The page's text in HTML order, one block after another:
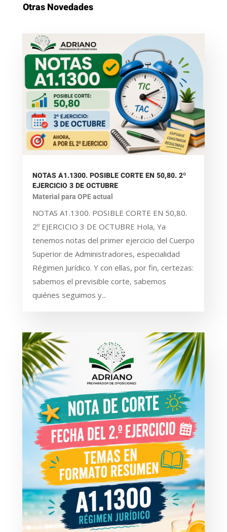
Otras Novedades
NOTAS A1.1300. POSIBLE CORTE EN 50,80. 2º
EJERCICIO 3 DE OCTUBRE
Material para OPE actual
NOTAS A1.1300. POSIBLE CORTE EN 50,80.
2º EJERCICIO 3 DE OCTUBRE Hola, Ya
tenemos notas del primer ejercicio del Cuerpo
Superior de Administradores, especialidad
Régimen Jurídico. Y con ellas, por fin, certezas:
sabemos el previsible corte, sabemos
quiénes seguimos y...